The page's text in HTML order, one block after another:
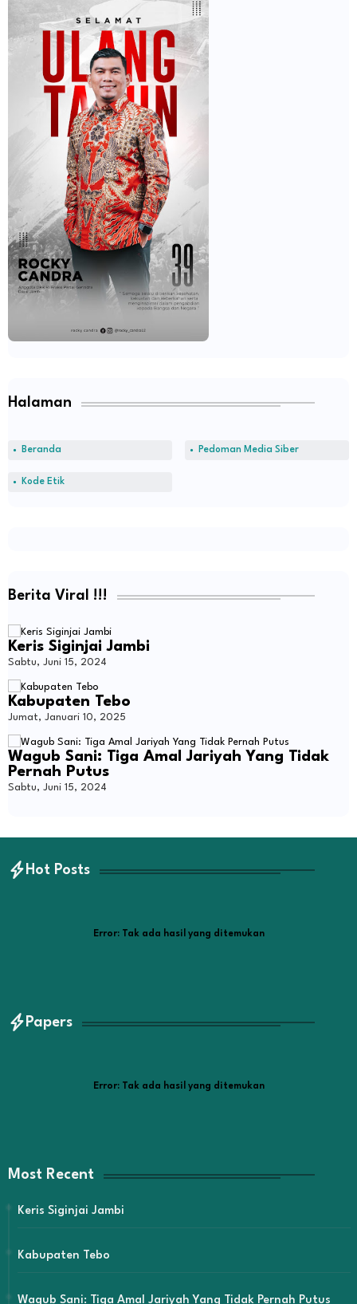
Halaman
Beranda Pedoman Media Siber
Kode Etik
Berita Viral !!!
Keris Siginjai Jambi
Sabtu, Juni 15, 2024
Kabupaten Tebo
Jumat, Januari 10, 2025
Wagub Sani: Tiga Amal Jariyah Yang Tidak
Pernah Putus
Sabtu, Juni 15, 2024
Hot Posts
Error:Tak ada hasil yang ditemukan
Papers
Error:Tak ada hasil yang ditemukan
Most Recent
Keris Siginjai Jambi
Kabupaten Tebo
Wagub Sani: Tiga Amal Jariyah Yang Tidak Pernah Putus